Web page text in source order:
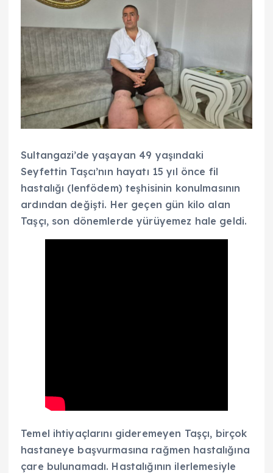
Sultangazi’de yaşayan 49 yaşındaki
Seyfettin Taşcı’nın hayatı 15 yıl önce fil
hastalığı (lenfödem) teşhisinin konulmasının
ardından değişti. Her geçen gün kilo alan
Taşçı, son dönemlerde yürüyemez hale geldi.
Temel ihtiyaçlarını gideremeyen Taşçı, birçok
hastaneye başvurmasına rağmen hastalığına
çare bulunamadı. Hastalığının ilerlemesiyle